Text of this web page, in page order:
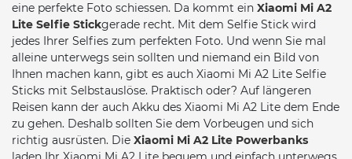
eine perfekte Foto schiessen. Da kommt ein Xiaomi Mi A2
Lite Selfie Stickgerade recht. Mit dem Selfie Stick wird
jedes Ihrer Selfies zum perfekten Foto. Und wenn Sie mal
alleine unterwegs sein sollten und niemand ein Bild von
Ihnen machen kann, gibt es auch Xiaomi Mi A2 Lite Selfie
Sticks mit Selbstauslöse. Praktisch oder? Auf längeren
Reisen kann der auch Akku des Xiaomi Mi A2 Lite dem Ende
zu gehen. Deshalb sollten Sie dem Vorbeugen und sich
richtig ausrüsten. Die Xiaomi Mi A2 Lite Powerbanks